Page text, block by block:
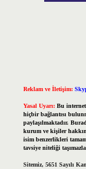
Reklam ve İletişim:
Yasal Uyarı: Bu
hiçbir bağlantısı
paylaşılmaktadır.
kurum ve kişiler
isim benzerlikleri
tavsiye niteliği
Sitemiz, 5651 Sayılı